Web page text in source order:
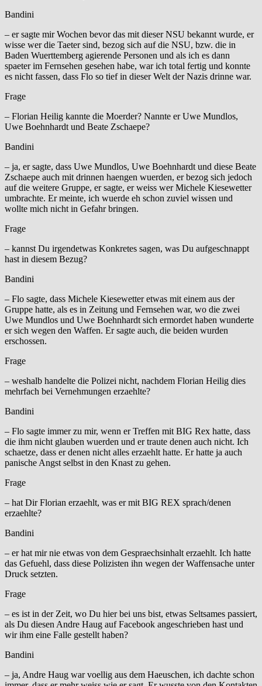
Bandini
– er sagte mir Wochen bevor das mit dieser NSU bekannt wurde, er
wisse wer die Taeter sind, bezog sich auf die NSU, bzw. die in
Baden Wuerttemberg agierende Personen und als ich es dann
spaeter im Fernsehen gesehen habe, war ich total fertig und konnte
es nicht fassen, dass Flo so tief in dieser Welt der Nazis drinne war.
Frage
– Florian Heilig kannte die Moerder? Nannte er Uwe Mundlos,
Uwe Boehnhardt und Beate Zschaepe?
Bandini
– ja, er sagte, dass Uwe Mundlos, Uwe Boehnhardt und diese Beate
Zschaepe auch mit drinnen haengen wuerden, er bezog sich jedoch
auf die weitere Gruppe, er sagte, er weiss wer Michele Kiesewetter
umbrachte. Er meinte, ich wuerde eh schon zuviel wissen und
wollte mich nicht in Gefahr bringen.
Frage
– kannst Du irgendetwas Konkretes sagen, was Du aufgeschnappt
hast in diesem Bezug?
Bandini
– Flo sagte, dass Michele Kiesewetter etwas mit einem aus der
Gruppe hatte, als es in Zeitung und Fernsehen war, wo die zwei
Uwe Mundlos und Uwe Boehnhardt sich ermordet haben wunderte
er sich wegen den Waffen. Er sagte auch, die beiden wurden
erschossen.
Frage
– weshalb handelte die Polizei nicht, nachdem Florian Heilig dies
mehrfach bei Vernehmungen erzaehlte?
Bandini
– Flo sagte immer zu mir, wenn er Treffen mit BIG Rex hatte, dass
die ihm nicht glauben wuerden und er traute denen auch nicht. Ich
schaetze, dass er denen nicht alles erzaehlt hatte. Er hatte ja auch
panische Angst selbst in den Knast zu gehen.
Frage
– hat Dir Florian erzaehlt, was er mit BIG REX sprach/denen
erzaehlte?
Bandini
– er hat mir nie etwas von dem Gespraechsinhalt erzaehlt. Ich hatte
das Gefuehl, dass diese Polizisten ihn wegen der Waffensache unter
Druck setzten.
Frage
– es ist in der Zeit, wo Du hier bei uns bist, etwas Seltsames passiert,
als Du diesen Andre Haug auf Facebook angeschrieben hast und
wir ihm eine Falle gestellt haben?
Bandini
– ja, Andre Haug war voellig aus dem Haeuschen, ich dachte schon